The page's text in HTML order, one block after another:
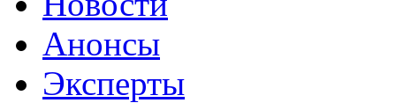
Анонсы
Эксперты